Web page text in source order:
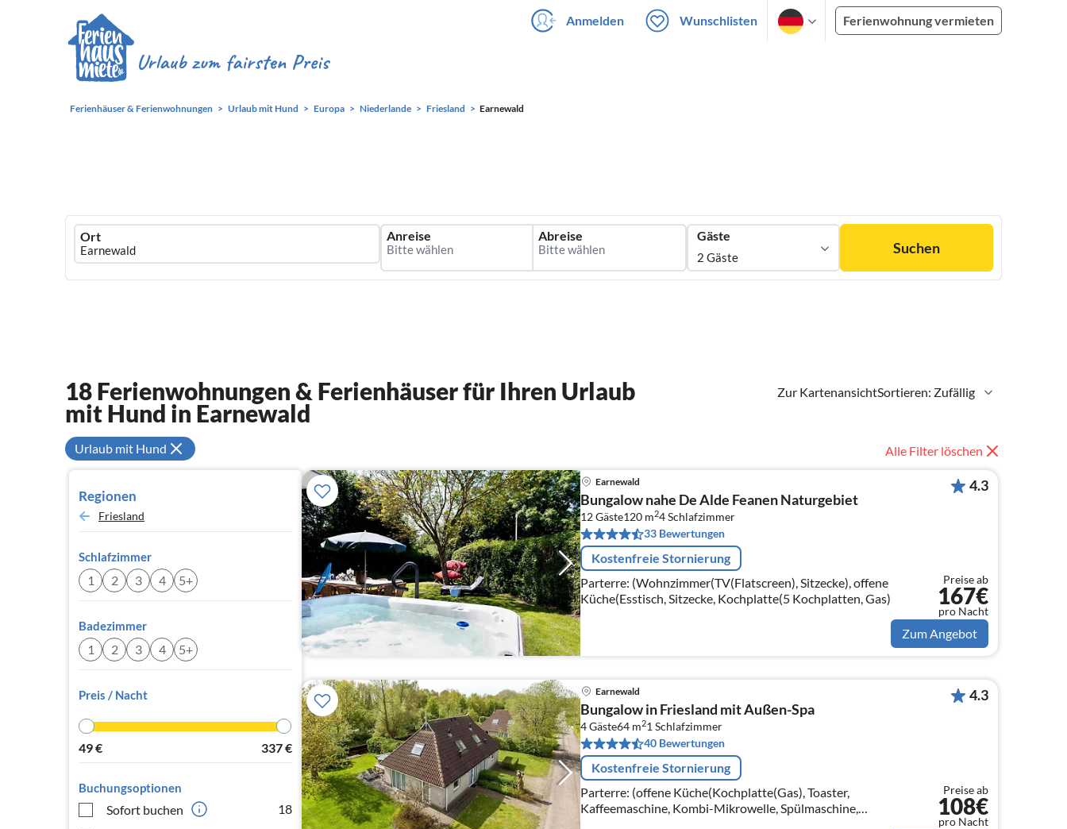
Anmelden Wunschlisten Ferienwohnung vermieten
Ferienhäuser & Ferienwohnungen Urlaub mit Hund Europa Niederlande Friesland Earnewald
Ferienhausmiete
logo
Ort Anreise Abreise Gäste
2 Gäste
Suchen
Zur KartenansichtSortieren: Zufällig
18 Ferienwohnungen & Ferienhäuser für Ihren Urlaub
mit Hund in Earnewald
Urlaub mit Hund Alle Filter löschen
Regionen
Friesland
Schlafzimmer
1 2 3 4 5+
Badezimmer
1 2 3 4 5+
Preis / Nacht
49€ 337€
Buchungsoptionen
Sofort buchen
18
Earnewald
Bungalow nahe De Alde Feanen Naturgebiet
12 Gäste120 m24Schlafzimmer
33 Bewertungen
Kostenfreie Stornierung
Parterre: (Wohnzimmer(TV(Flatscreen), Sitzecke), offene
Küche(Esstisch, Sitzecke, Kochplatte(5 Kochplatten, Gas)
4.3
Preise ab
167€
pro Nacht
Zum Angebot
Earnewald
Bungalow in Friesland mit Außen-Spa
4 Gäste64 m21 Schlafzimmer
40 Bewertungen
Kostenfreie Stornierung
Parterre: (offene Küche(Kochplatte(Gas), Toaster,
Kaffeemaschine, Kombi-Mikrowelle, Spülmaschine,
4.3
Preise ab
108€
pro Nacht